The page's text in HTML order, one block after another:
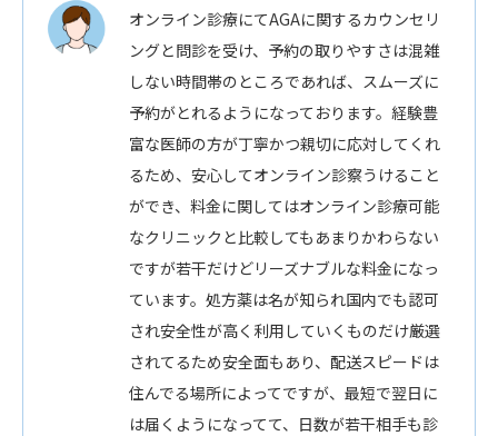
オンライン診療にてAGAに関するカウンセリ
ングと問診を受け、予約の取りやすさは混雑
しない時間帯のところであれば、スムーズに
予約がとれるようになっております。経験豊
富な医師の方が丁寧かつ親切に応対してくれ
るため、安心してオンライン診察うけること
ができ、料金に関してはオンライン診療可能
なクリニックと比較してもあまりかわらない
ですが若干だけどリーズナブルな料金になっ
ています。処方薬は名が知られ国内でも認可
され安全性が高く利用していくものだけ厳選
されてるため安全面もあり、配送スピードは
住んでる場所によってですが、最短で翌日に
は届くようになってて、日数が若干相手も診